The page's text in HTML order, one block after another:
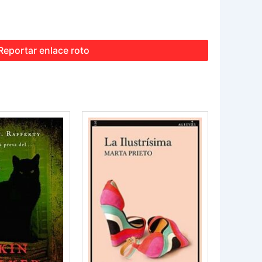
enlace roto